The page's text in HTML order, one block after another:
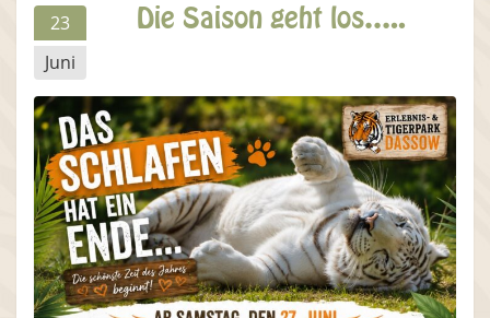
23
Juni
Die Saison geht los…..